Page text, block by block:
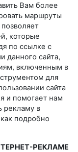
Вам более
маршруты
которые
по ссылке с
данного сайта,
включенным в
для
сайта
и помогает нам
рекламу в
подробно
РЕКЛАМЕ